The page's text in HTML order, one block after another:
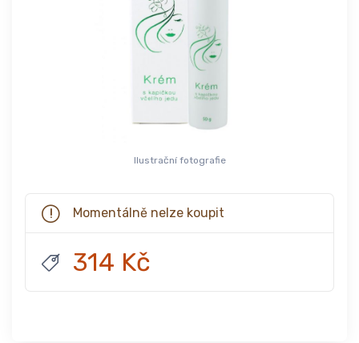
Ilustrační fotografie
Momentálně nelze koupit
314 Kč